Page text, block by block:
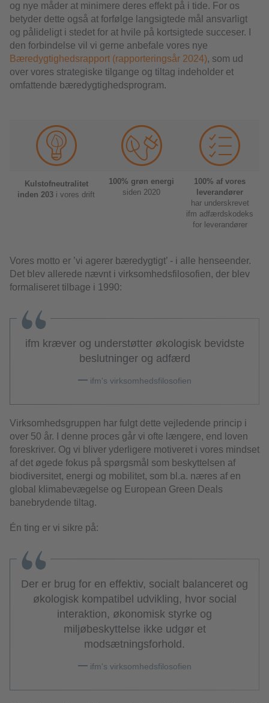
og nye måder at minimere deres effekt på i tide. For os
betyder dette også at forfølge langsigtede mål ansvarligt
og pålideligt i stedet for at hvile på kortsigtede succeser. I
den forbindelse vil vi gerne anbefale vores nye
Bæredygtighedsrapport (rapporteringsår 2024), som ud
over vores strategiske tilgange og tiltag indeholder et
omfattende bæredygtighedsprogram.
Kulstofneutralitet
inden 203 i vores drift
100% grøn energi
siden 2020
100% af vores
leverandører
har underskrevet
ifm adfærdskodeks
for leverandører
Vores motto er ’vi agerer bæredygtigt’ - i alle henseender.
Det blev allerede nævnt i virksomhedsfilosofien, der blev
formaliseret tilbage i 1990:
ifm kræver og understøtter økologisk bevidste
beslutninger og adfærd
ifm's virksomhedsfilosofien
Virksomhedsgruppen har fulgt dette vejledende princip i
over 50 år. I denne proces går vi ofte længere, end loven
foreskriver. Og vi bliver yderligere motiveret i vores mindset
af det øgede fokus på spørgsmål som beskyttelsen af
biodiversitet, energi og mobilitet, som bl.a. næres af en
global klimabevægelse og European Green Deals
banebrydende tiltag.
Én ting er vi sikre på:
Der er brug for en effektiv, socialt balanceret og
økologisk kompatibel udvikling, hvor social
interaktion, økonomisk styrke og
miljøbeskyttelse ikke udgør et
modsætningsforhold.
ifm's virksomhedsfilosofien